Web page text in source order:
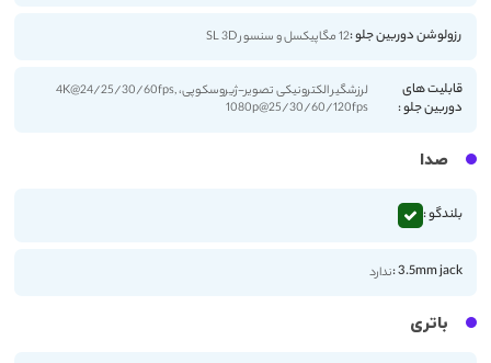
رزولوشن دوربین جلو :12 مگاپیکسل و سنسور SL 3D
قابلیت های
دوربین جلو :
لرزشگیر الکترونیکی تصویر-ژیروسکوپی، 4K@24/25/30/60fps,
1080p@25/30/60/120fps
صدا
بلندگو :
3.5mm jack : ندارد
باتری